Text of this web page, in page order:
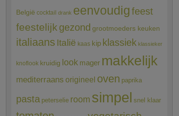
België cocktail drank eenvoudigfeest
feestelijk gezond grootmoeders keuken
italiaans Italië kaas kip klassiek klassieker
knoflook kruidig look mager makkelijk
mediterraans origineel oven paprika
pasta peterselie room simpel snel klaar